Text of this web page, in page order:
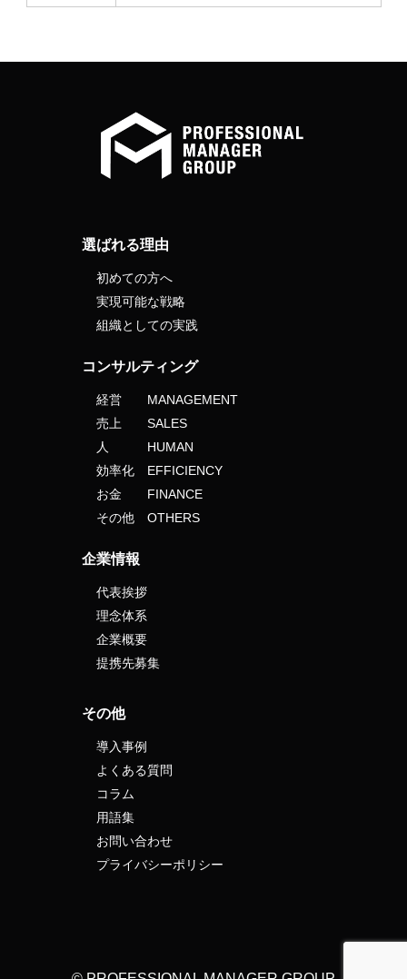
選ばれる理由
初めての方へ
実現可能な戦略
組織としての実践
コンサルティング
経営 MANAGEMENT
売上 SALES
人 HUMAN
効率化 EFFICIENCY
お金 FINANCE
その他 OTHERS
企業情報
代表挨拶
理念体系
企業概要
提携先募集
その他
導入事例
よくある質問
コラム
用語集
お問い合わせ
プライバシーポリシー